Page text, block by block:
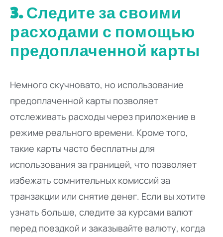
3. Следите за своими
расходами с помощью
предоплаченной карты
Немного скучновато, но использование
предоплаченной карты позволяет
отслеживать расходы через приложение в
режиме реального времени. Кроме того,
такие карты часто бесплатны для
использования за границей, что позволяет
избежать сомнительных комиссий за
транзакции или снятие денег. Если вы хотите
узнать больше, следите за курсами валют
перед поездкой и заказывайте валюту, когда